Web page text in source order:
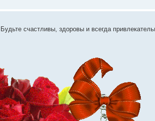
счастливы, здоровы и всегда